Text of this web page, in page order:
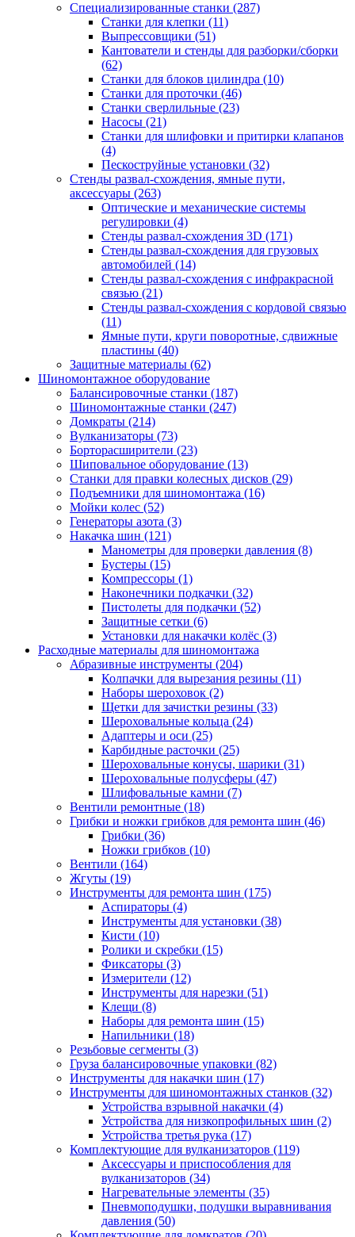
Специализированные станки (287)
Станки для клепки (11)
Выпрессовщики (51)
Кантователи и стенды для разборки/сборки
(62)
Станки для блоков цилиндра (10)
Станки для проточки (46)
Станки сверлильные (23)
Насосы (21)
Станки для шлифовки и притирки клапанов
(4)
Пескоструйные установки (32)
Стенды развал-схождения, ямные пути,
аксессуары (263)
Оптические и механические системы
регулировки (4)
Стенды развал-схождения 3D (171)
Стенды развал-схождения для грузовых
автомобилей (14)
Стенды развал-схождения с инфракрасной
связью (21)
Стенды развал-схождения с кордовой связью
(11)
Ямные пути, круги поворотные, сдвижные
пластины (40)
Защитные материалы (62)
Шиномонтажное оборудование
Балансировочные станки (187)
Шиномонтажные станки (247)
Домкраты (214)
Вулканизаторы (73)
Борторасширители (23)
Шиповальное оборудование (13)
Станки для правки колесных дисков (29)
Подъемники для шиномонтажа (16)
Мойки колес (52)
Генераторы азота (3)
Накачка шин (121)
Манометры для проверки давления (8)
Бустеры (15)
Компрессоры (1)
Наконечники подкачки (32)
Пистолеты для подкачки (52)
Защитные сетки (6)
Установки для накачки колёс (3)
Расходные материалы для шиномонтажа
Абразивные инструменты (204)
Колпачки для вырезания резины (11)
Наборы шероховок (2)
Щетки для зачистки резины (33)
Шероховальные кольца (24)
Адаптеры и оси (25)
Карбидные расточки (25)
Шероховальные конусы, шарики (31)
Шероховальные полусферы (47)
Шлифовальные камни (7)
Вентили ремонтные (18)
Грибки и ножки грибков для ремонта шин (46)
Грибки (36)
Ножки грибков (10)
Вентили (164)
Жгуты (19)
Инструменты для ремонта шин (175)
Аспираторы (4)
Инструменты для установки (38)
Кисти (10)
Ролики и скребки (15)
Фиксаторы (3)
Измерители (12)
Инструменты для нарезки (51)
Клещи (8)
Наборы для ремонта шин (15)
Напильники (18)
Резьбовые сегменты (3)
Груза балансировочные упаковки (82)
Инструменты для накачки шин (17)
Инструменты для шиномонтажных станков (32)
Устройства взрывной накачки (4)
Устройства для низкопрофильных шин (2)
Устройства третья рука (17)
Комплектующие для вулканизаторов (119)
Аксессуары и приспособления для
вулканизаторов (34)
Нагревательные элементы (35)
Пневмоподушки, подушки выравнивания
давления (50)